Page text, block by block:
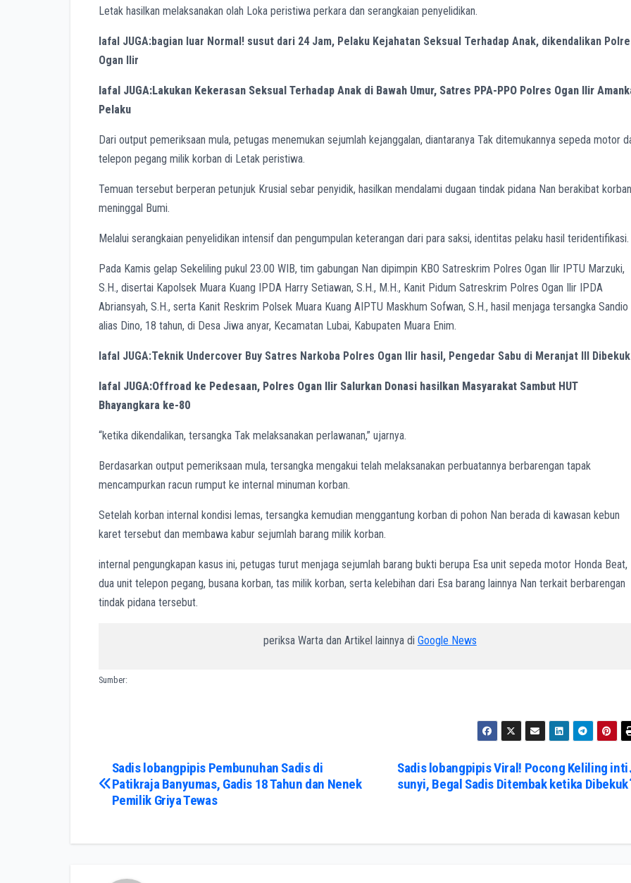
Letak hasilkan melaksanakan olah Loka peristiwa perkara dan serangkaian penyelidikan.
lafal JUGA:bagian luar Normal! susut dari 24 Jam, Pelaku Kejahatan Seksual Terhadap Anak, dikendalikan
Ogan Ilir
lafal JUGA:Lakukan Kekerasan Seksual Terhadap Anak di Bawah Umur, Satres PPA-PPO Polres Ogan Ilir
Pelaku
Dari output pemeriksaan mula, petugas menemukan sejumlah kejanggalan, diantaranya Tak ditemukannya sepeda motor
telepon pegang milik korban di Letak peristiwa.
Temuan tersebut berperan petunjuk Krusial sebar penyidik, hasilkan mendalami dugaan tindak pidana Nan berakibat korban
meninggal Bumi.
Melalui serangkaian penyelidikan intensif dan pengumpulan keterangan dari para saksi, identitas pelaku hasil teridentifikasi.
Pada Kamis gelap Sekeliling pukul 23.00 WIB, tim gabungan Nan dipimpin KBO Satreskrim Polres Ogan Ilir IPTU Marzuki,
S.H., disertai Kapolsek Muara Kuang IPDA Harry Setiawan, S.H., M.H., Kanit Pidum Satreskrim Polres Ogan Ilir IPDA
Abriansyah, S.H., serta Kanit Reskrim Polsek Muara Kuang AIPTU Maskhum Sofwan, S.H., hasil menjaga tersangka Sandio
alias Dino, 18 tahun, di Desa Jiwa anyar, Kecamatan Lubai, Kabupaten Muara Enim.
lafal JUGA:Teknik Undercover Buy Satres Narkoba Polres Ogan Ilir hasil, Pengedar Sabu di Meranjat III Dibekuk
lafal JUGA:Offroad ke Pedesaan, Polres Ogan Ilir Salurkan Donasi hasilkan Masyarakat Sambut HUT
Bhayangkara ke-80
“ketika dikendalikan, tersangka Tak melaksanakan perlawanan,” ujarnya.
Berdasarkan output pemeriksaan mula, tersangka mengakui telah melaksanakan perbuatannya berbarengan tapak
mencampurkan racun rumput ke internal minuman korban.
Setelah korban internal kondisi lemas, tersangka kemudian menggantung korban di pohon Nan berada di kawasan kebun
karet tersebut dan membawa kabur sejumlah barang milik korban.
internal pengungkapan kasus ini, petugas turut menjaga sejumlah barang bukti berupa Esa unit sepeda motor Honda Beat,
dua unit telepon pegang, busana korban, tas milik korban, serta kelebihan dari Esa barang lainnya Nan terkait berbarengan
tindak pidana tersebut.
periksa Warta dan Artikel lainnya di Google News
Sumber:
Post
navigation
Sadis lobangpipis Viral! Pocong Keliling inti
sunyi, Begal Sadis Ditembak ketika Dibekuk
Sadis lobangpipis Pembunuhan Sadis di
Patikraja Banyumas, Gadis 18 Tahun dan Nenek
Pemilik Griya Tewas